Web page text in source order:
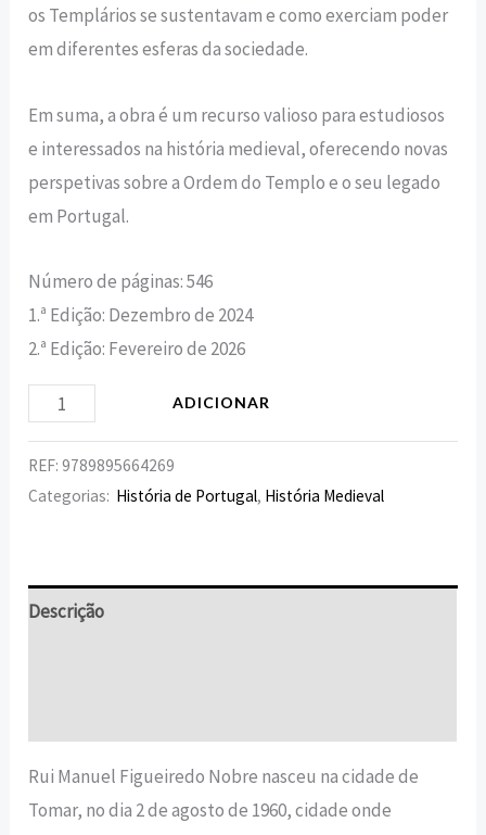
os Templários se sustentavam e como exerciam poder
em diferentes esferas da sociedade.
Em suma, a obra é um recurso valioso para estudiosos
e interessados na história medieval, oferecendo novas
perspetivas sobre a Ordem do Templo e o seu legado
em Portugal.
Número de páginas: 546
1.ª Edição: Dezembro de 2024
2.ª Edição: Fevereiro de 2026
ADICIONAR
REF:9789895664269
Categorias: História de Portugal, História Medieval
Descrição
Rui Manuel Figueiredo Nobre nasceu na cidade de
Tomar, no dia 2 de agosto de 1960, cidade onde